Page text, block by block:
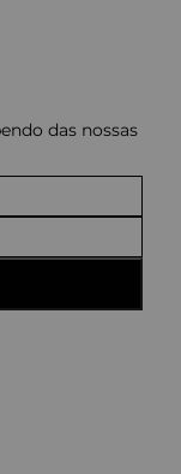
das nossas